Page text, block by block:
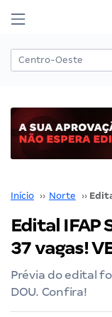
Início ›› Norte ››
Edital IFAP
37 vagas!
Prévia do edital
DOU. Confira!